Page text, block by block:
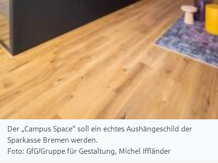
Der „Campus Space“ soll ein echtes Aushängeschild der
Sparkasse Bremen werden.
GfG/Gruppe für Gestaltung, Michel Iffländer